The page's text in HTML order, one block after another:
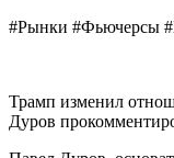
#Рынки #Фьючерсы
Трамп изменил
Дуров